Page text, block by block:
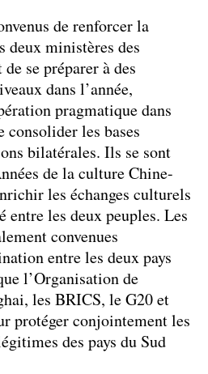
de renforcer la
deux ministères des
se préparer à des
dans l’année,
pragmatique dans
consolider les bases
bilatérales. Ils se sont
de la culture Chine-
les échanges culturels
entre les deux peuples. Les
convenues
entre les deux pays
l’Organisation de
les BRICS, le G20 et
protéger conjointement les
des pays du Sud